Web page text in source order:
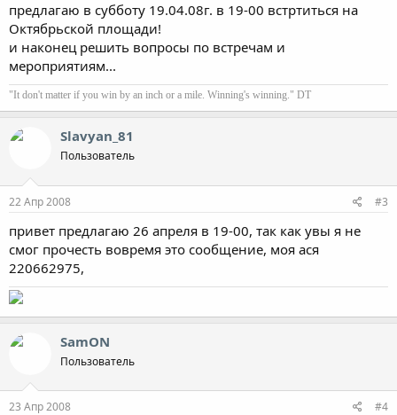
предлагаю в субботу 19.04.08г. в 19-00 встртиться на
Октябрьской площади!
и наконец решить вопросы по встречам и
мероприятиям...
"It don't matter if you win by an inch or a mile. Winning's winning." DT
Slavyan_81
Пользователь
22 Апр 2008 #3
привет предлагаю 26 апреля в 19-00, так как увы я не
смог прочесть вовремя это сообщение, моя ася
220662975,
SamON
Пользователь
23 Апр 2008 #4